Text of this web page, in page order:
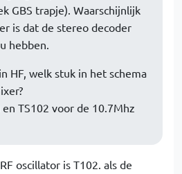
GBS trapje). Waarschijnlijk
is dat de stereo decoder
hebben.
HF, welk stuk in het schema
TS102 voor de 10.7Mhz
oscillator is T102. als de